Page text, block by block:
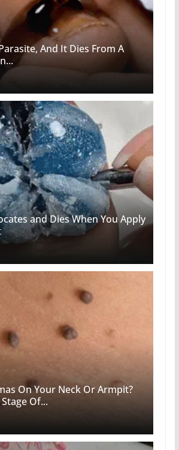
And It Dies From A
and Dies When You Apply
On Your Neck Or Armpit?
Of...